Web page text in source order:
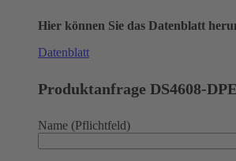
Hier können Sie das Datenblatt
Datenblatt
Produktanfrage DS4608-DPE
Name (Pflichtfeld)